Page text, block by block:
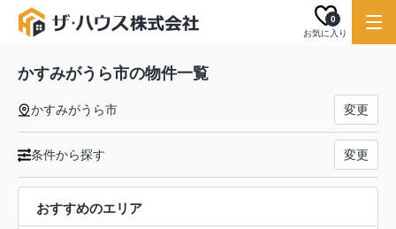
お気に入り
0
かすみがうら市の物件一覧
かすみがうら市 変更
条件から探す 変更
おすすめのエリア